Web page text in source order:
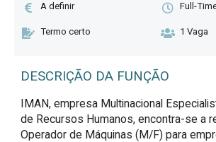
A definir Full-
Termo certo 1 Vaga
DESCRIÇÃO DA FUNÇÃO
IMAN, empresa Multinacional
de Recursos Humanos, encontra-se a
Operador de Máquinas (M/F) para